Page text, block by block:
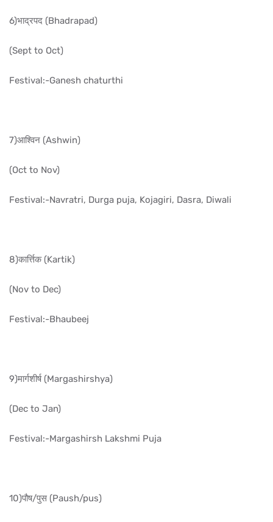
6)भाद्रपद (Bhadrapad)
(Sept to Oct)
Festival:-Ganesh chaturthi
7)आश्विन (Ashwin)
(Oct to Nov)
Festival:-Navratri, Durga puja, Kojagiri, Dasra, Diwali
8)कार्त्तिक (Kartik)
(Nov to Dec)
Festival:-Bhaubeej
9)मार्गशीर्ष (Margashirshya)
(Dec to Jan)
Festival:-Margashirsh Lakshmi Puja
10)पौष/पुस (Paush/pus)